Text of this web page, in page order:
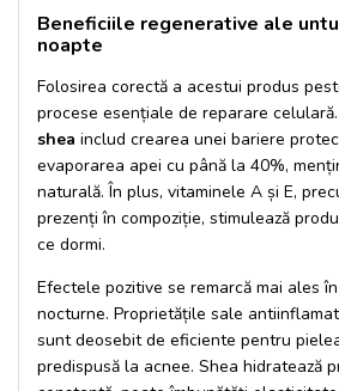
Beneficiile regenerative ale
noapte
Folosirea corectă a acestui produs
procese esențiale de reparare celulară.
shea includ crearea unei bariere
evaporarea apei cu până la 40%,
naturală. În plus, vitaminele A și E,
prezenți în compoziție, stimulează
ce dormi.
Efectele pozitive se remarcă mai ales
nocturne. Proprietățile sale
sunt deosebit de eficiente pentru
predispusă la acnee. Shea hidratează